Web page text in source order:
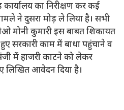
कार्यालय का निरीक्षण कर कई
ने दुसरा मोड़ ले लिया है। सभी
मोनी कुमारी इस बाबत शिकायत
सरकारी काम में बाधा पहुंचाने व
में हाजरी काटने को लेकर
लिखित आवेदन दिया है।